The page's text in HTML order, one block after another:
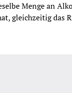
Menge an
gleichzeitig das